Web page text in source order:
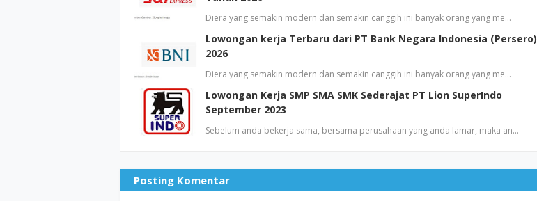
Diera yang semakin modern dan semakin canggih ini banyak orang yang me…
Lowongan kerja Terbaru dari PT Bank Negara Indonesia (Persero)
2026
Diera yang semakin modern dan semakin canggih ini banyak orang yang me…
Lowongan Kerja SMP SMA SMK Sederajat PT Lion SuperIndo
September 2023
Sebelum anda bekerja sama, bersama perusahaan yang anda lamar, maka an…
Posting Komentar